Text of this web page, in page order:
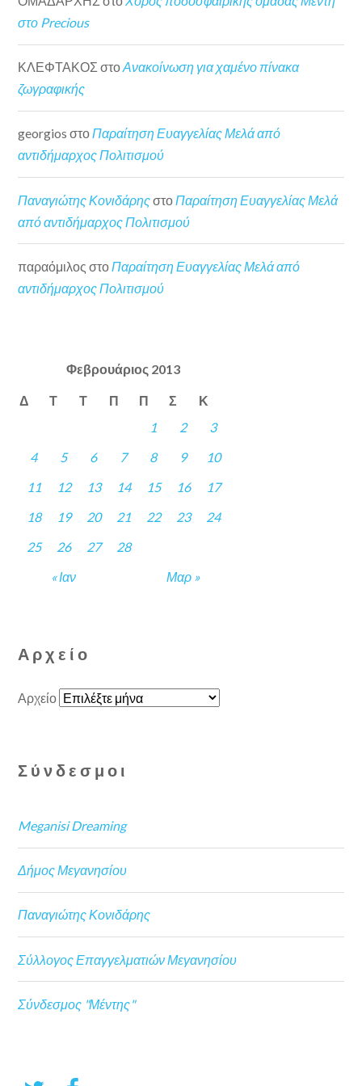
στο Precious
ΚΛΕΦΤΑΚΟΣ στοΑνακοίνωση για χαμένο πίνακα
ζωγραφικής
georgios στοΠαραίτηση Ευαγγελίας Μελά από
αντιδήμαρχος Πολιτισμού
Παναγιώτης Κονιδάρηςστο Παραίτηση Ευαγγελίας Μελά
από αντιδήμαρχος Πολιτισμού
παραόμιλος στοΠαραίτηση Ευαγγελίας Μελά από
αντιδήμαρχος Πολιτισμού
Φεβρουάριος 2013
Δ Τ Τ Π Π Σ Κ
« Ιαν Μαρ »
1 2
3
4
5 6 7 8 9
10
11
12 13 14 15 16
17
18
19 20 21 22 23
24
25
26 27 28
Αρχείο
Αρχείο
Σύνδεσμοι
Meganisi Dreaming
Δήμος Μεγανησίου
Παναγιώτης Κονιδάρης
Σύλλογος Επαγγελματιών Μεγανησίου
Σύνδεσμος "Μέντης"